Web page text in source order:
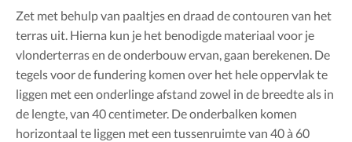
Zet met behulp van paaltjes en draad de contouren van het
terras uit. Hierna kun je het benodigde materiaal voor je
vlonderterras en de onderbouw ervan, gaan berekenen. De
tegels voor de fundering komen over het hele oppervlak te
liggen met een onderlinge afstand zowel in de breedte als in
de lengte, van 40 centimeter. De onderbalken komen
horizontaal te liggen met een tussenruimte van 40 à 60